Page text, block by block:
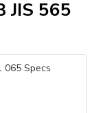
JIS 565